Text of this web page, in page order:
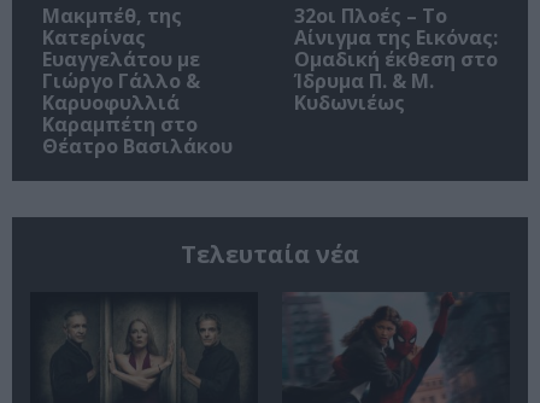
Μακμπέθ, της
Κατερίνας
Ευαγγελάτου με
Γιώργο Γάλλο &
Καρυοφυλλιά
Καραμπέτη στο
Θέατρο Βασιλάκου
32οι Πλοές – Το
Αίνιγμα της Εικόνας:
Ομαδική έκθεση στο
Ίδρυμα Π. & Μ.
Κυδωνιέως
Τελευταία νέα